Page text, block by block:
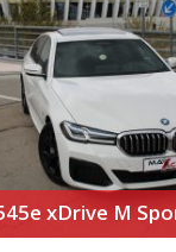
xDrive M